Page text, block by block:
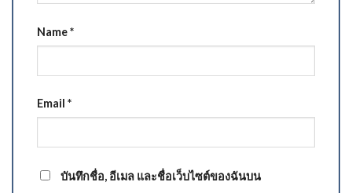
Name*
Email *
บันทึกชื่อ, อีเมล และชื่อเว็บไซต์ของฉันบน